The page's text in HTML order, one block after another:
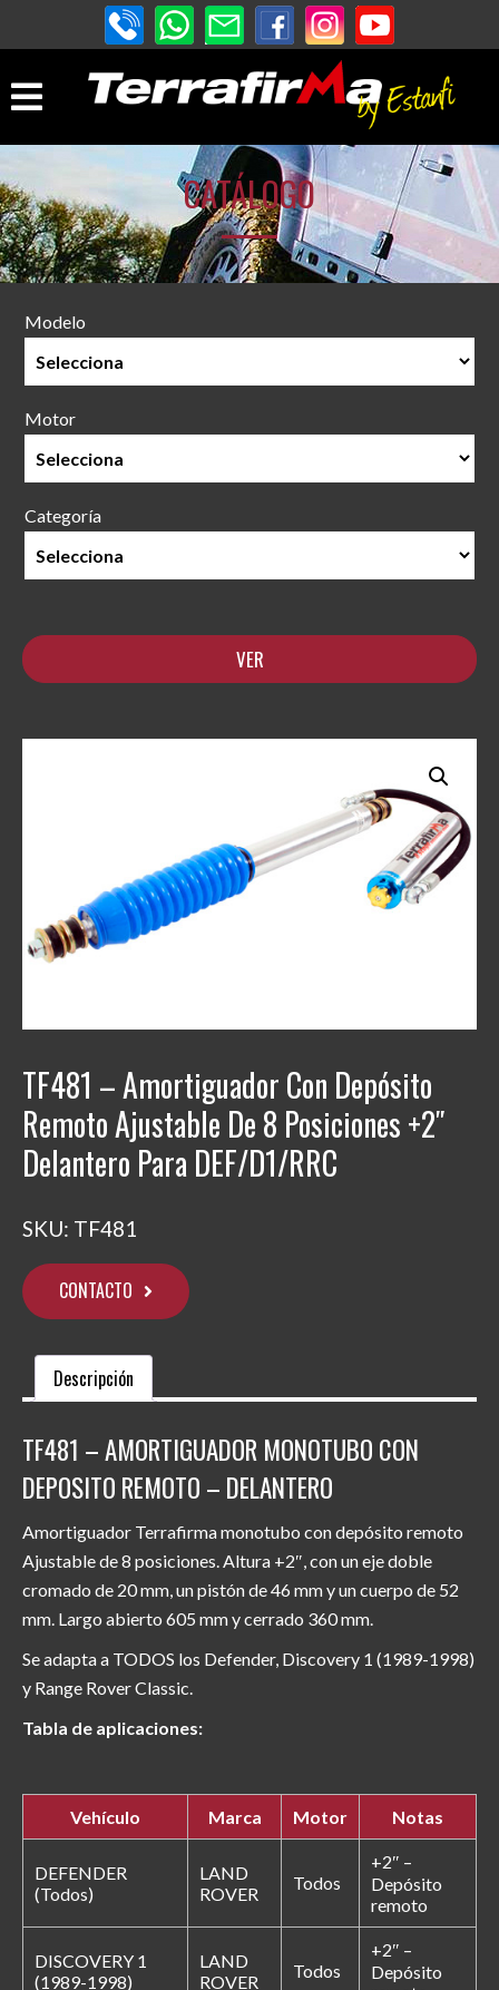
CATÁLOGO
Modelo
Motor
Categoría
TF481 – Amortiguador Con Depósito
Remoto Ajustable De 8 Posiciones +2″
Delantero Para DEF/D1/RRC
SKU: TF481
CONTACTO
Descripción
TF481 – AMORTIGUADOR MONOTUBO CON
DEPOSITO REMOTO – DELANTERO
Amortiguador Terrafirma monotubo con depósito remoto
Ajustable de 8 posiciones. Altura +2″, con un eje doble
cromado de 20 mm, un pistón de 46 mm y un cuerpo de 52
mm. Largo abierto 605 mm y cerrado 360 mm.
Se adapta a TODOS los Defender, Discovery 1 (1989-1998)
y Range Rover Classic.
Tabla de aplicaciones:
Vehículo Marca Motor Notas
DEFENDER
(Todos)
LAND
ROVER
Todos
+2″ –
Depósito
remoto
DISCOVERY 1
(1989-1998)
LAND
ROVER
Todos
+2″ –
Depósito